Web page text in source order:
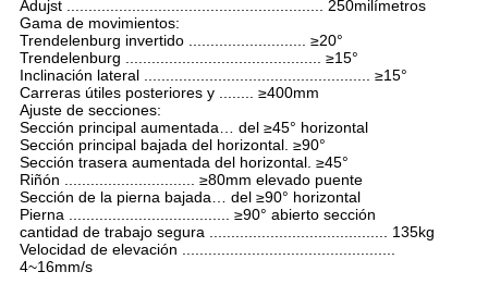
Adujst ........................................................... 250milímetros
Gama de movimientos:
Trendelenburg invertido ........................... ≥20°
Trendelenburg ............................................. ≥15°
Inclinación lateral .................................................... ≥15°
Carreras útiles posteriores y ........ ≥400mm
Ajuste de secciones:
Sección principal aumentada… del ≥45° horizontal
Sección principal bajada del horizontal. ≥90°
Sección trasera aumentada del horizontal. ≥45°
Riñón .............................. ≥80mm elevado puente
Sección de la pierna bajada… del ≥90° horizontal
Pierna ..................................... ≥90° abierto sección
cantidad de trabajo segura ......................................... 135kg
Velocidad de elevación .................................................
4~16mm/s